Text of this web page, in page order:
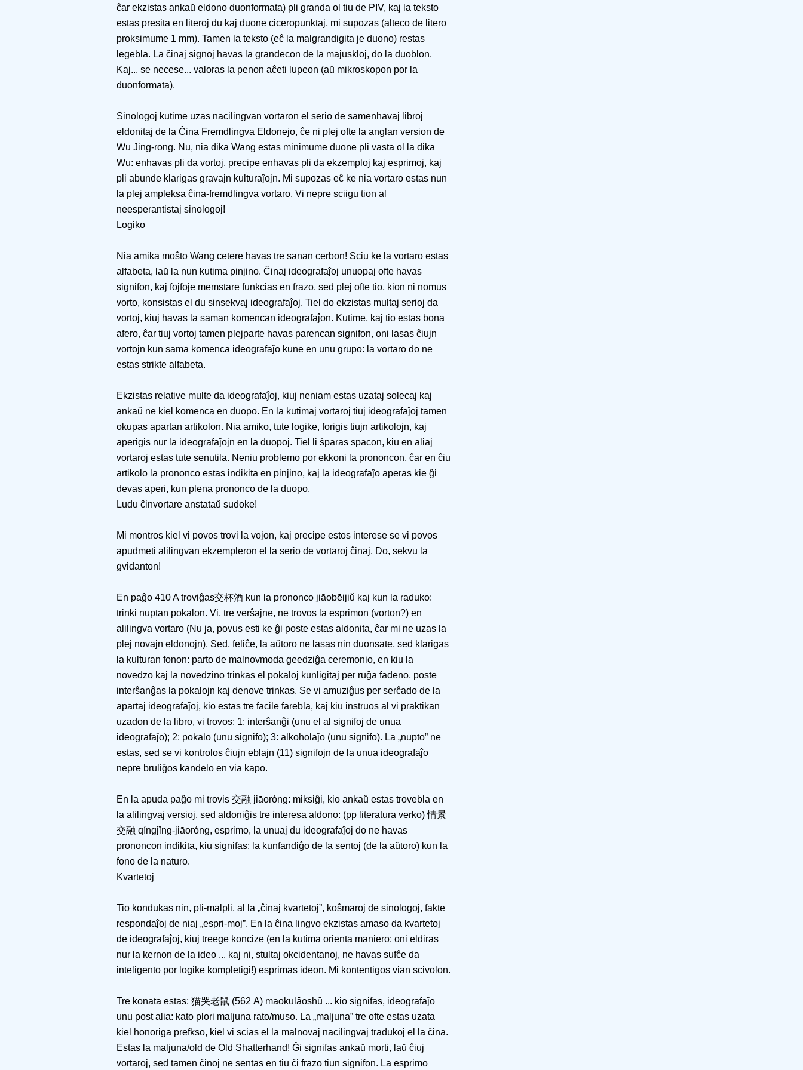
ĉar ekzistas ankaŭ eldono duonformata) pli granda ol tiu de PIV, kaj la teksto
estas presita en literoj du kaj duone ciceropunktaj, mi supozas (alteco de litero
proksimume 1 mm). Tamen la teksto (eĉ la malgrandigita je duono) restas
legebla. La ĉinaj signoj havas la grandecon de la majuskloj, do la duoblon.
Kaj... se necese... valoras la penon aĉeti lupeon (aŭ mikroskopon por la
duonformata).
Sinologoj kutime uzas nacilingvan vortaron el serio de samenhavaj libroj
eldonitaj de la Ĉina Fremdlingva Eldonejo, ĉe ni plej ofte la anglan version de
Wu Jing-rong. Nu, nia dika Wang estas minimume duone pli vasta ol la dika
Wu: enhavas pli da vortoj, precipe enhavas pli da ekzemploj kaj esprimoj, kaj
pli abunde klarigas gravajn kulturaĵojn. Mi supozas eĉ ke nia vortaro estas nun
la plej ampleksa ĉina-fremdlingva vortaro. Vi nepre sciigu tion al
neesperantistaj sinologoj!
Logiko
Nia amika moŝto Wang cetere havas tre sanan cerbon! Sciu ke la vortaro estas
alfabeta, laŭ la nun kutima pinjino. Ĉinaj ideografaĵoj unuopaj ofte havas
signifon, kaj fojfoje memstare funkcias en frazo, sed plej ofte tio, kion ni nomus
vorto, konsistas el du sinsekvaj ideografaĵoj. Tiel do ekzistas multaj serioj da
vortoj, kiuj havas la saman komencan ideografaĵon. Kutime, kaj tio estas bona
afero, ĉar tiuj vortoj tamen plejparte havas parencan signifon, oni lasas ĉiujn
vortojn kun sama komenca ideografaĵo kune en unu grupo: la vortaro do ne
estas strikte alfabeta.
Ekzistas relative multe da ideografaĵoj, kiuj neniam estas uzataj solecaj kaj
ankaŭ ne kiel komenca en duopo. En la kutimaj vortaroj tiuj ideografaĵoj tamen
okupas apartan artikolon. Nia amiko, tute logike, forigis tiujn artikolojn, kaj
aperigis nur la ideografaĵojn en la duopoj. Tiel li ŝparas spacon, kiu en aliaj
vortaroj estas tute senutila. Neniu problemo por ekkoni la prononcon, ĉar en ĉiu
artikolo la prononco estas indikita en pinjino, kaj la ideografaĵo aperas kie ĝi
devas aperi, kun plena prononco de la duopo.
Ludu ĉinvortare anstataŭ sudoke!
Mi montros kiel vi povos trovi la vojon, kaj precipe estos interese se vi povos
apudmeti alilingvan ekzempleron el la serio de vortaroj ĉinaj. Do, sekvu la
gvidanton!
En paĝo 410 A troviĝas交杯酒 kun la prononco jiāobēijiǔ kaj kun la raduko:
trinki nuptan pokalon. Vi, tre verŝajne, ne trovos la esprimon (vorton?) en
alilingva vortaro (Nu ja, povus esti ke ĝi poste estas aldonita, ĉar mi ne uzas la
plej novajn eldonojn). Sed, feliĉe, la aŭtoro ne lasas nin duonsate, sed klarigas
la kulturan fonon: parto de malnovmoda geedziĝa ceremonio, en kiu la
novedzo kaj la novedzino trinkas el pokaloj kunligitaj per ruĝa fadeno, poste
interŝanĝas la pokalojn kaj denove trinkas. Se vi amuziĝus per serĉado de la
apartaj ideografaĵoj, kio estas tre facile farebla, kaj kiu instruos al vi praktikan
uzadon de la libro, vi trovos: 1: interŝanĝi (unu el al signifoj de unua
ideografaĵo); 2: pokalo (unu signifo); 3: alkoholaĵo (unu signifo). La „nupto” ne
estas, sed se vi kontrolos ĉiujn eblajn (11) signifojn de la unua ideografaĵo
nepre bruliĝos kandelo en via kapo.
En la apuda paĝo mi trovis 交融 jiāoróng: miksiĝi, kio ankaŭ estas trovebla en
la alilingvaj versioj, sed aldoniĝis tre interesa aldono: (pp literatura verko) 情景
交融 qíngjǐng-jiāoróng, esprimo, la unuaj du ideografaĵoj do ne havas
prononcon indikita, kiu signifas: la kunfandiĝo de la sentoj (de la aŭtoro) kun la
fono de la naturo.
Kvartetoj
Tio kondukas nin, pli-malpli, al la „ĉinaj kvartetoj”, koŝmaroj de sinologoj, fakte
respondaĵoj de niaj „espri-moj”. En la ĉina lingvo ekzistas amaso da kvartetoj
de ideografaĵoj, kiuj treege koncize (en la kutima orienta maniero: oni eldiras
nur la kernon de la ideo ... kaj ni, stultaj okcidentanoj, ne havas sufĉe da
inteligento por logike kompletigi!) esprimas ideon. Mi kontentigos vian scivolon.
Tre konata estas: 猫哭老鼠 (562 A) māokūlǎoshǔ ... kio signifas, ideografaĵo
unu post alia: kato plori maljuna rato/muso. La „maljuna” tre ofte estas uzata
kiel honoriga prefkso, kiel vi scias el la malnovaj nacilingvaj tradukoj el la ĉina.
Estas la maljuna/old de Old Shatterhand! Ĝi signifas ankaŭ morti, laŭ ĉiuj
vortaroj, sed tamen ĉinoj ne sentas en tiu ĉi frazo tiun signifon. La esprimo